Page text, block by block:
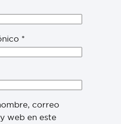
*
correo
web en este